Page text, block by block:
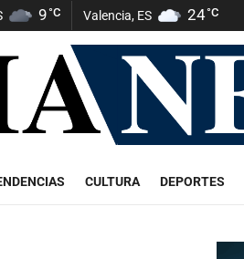
9°C Valencia, ES 24°C
CULTURA DEPORTES